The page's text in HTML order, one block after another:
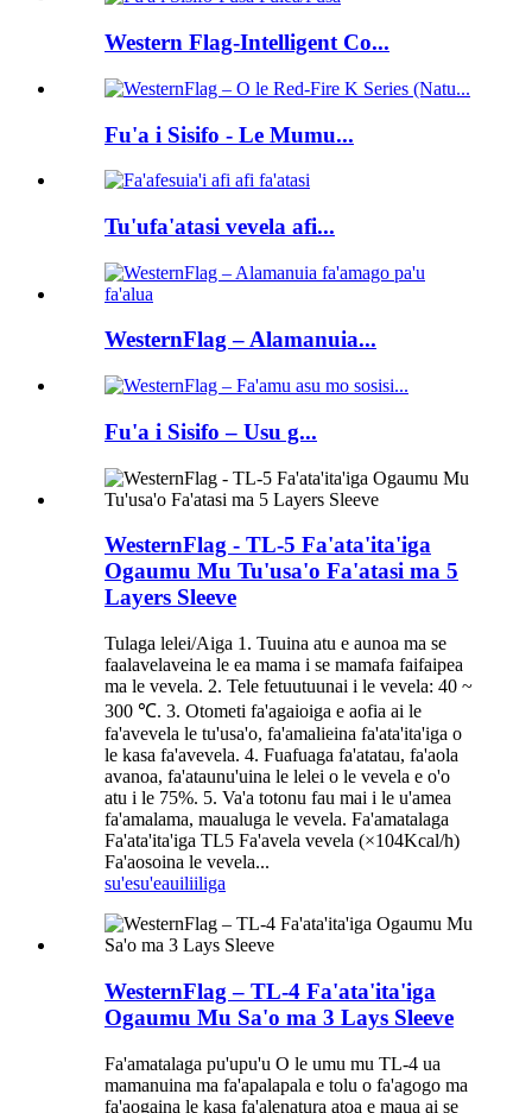
Western Flag-Intelligent Co...
Fu'a i Sisifo - Le Mumu...
Tu'ufa'atasi vevela afi...
WesternFlag – Alamanuia...
Fu'a i Sisifo – Usu g...
WesternFlag - TL-5 Fa'ata'ita'iga
Ogaumu Mu Tu'usa'o Fa'atasi ma 5
Layers Sleeve
Tulaga lelei/Aiga 1. Tuuina atu e aunoa ma se
faalavelaveina le ea mama i se mamafa faifaipea
ma le vevela. 2. Tele fetuutuunai i le vevela: 40 ~
300 ℃. 3. Otometi fa'agaioiga e aofia ai le
fa'avevela le tu'usa'o, fa'amalieina fa'ata'ita'iga o
le kasa fa'avevela. 4. Fuafuaga fa'atatau, fa'aola
avanoa, fa'ataunu'uina le lelei o le vevela e o'o
atu i le 75%. 5. Va'a totonu fau mai i le u'amea
fa'amalama, maualuga le vevela. Fa'amatalaga
Fa'ata'ita'iga TL5 Fa'avela vevela (×104Kcal/h)
Fa'aosoina le vevela...
su'esu'eauiliiliga
WesternFlag – TL-4 Fa'ata'ita'iga
Ogaumu Mu Sa'o ma 3 Lays Sleeve
Fa'amatalaga pu'upu'u O le umu mu TL-4 ua
mamanuina ma fa'apalapala e tolu o fa'agogo ma
fa'aogaina le kasa fa'alenatura atoa e maua ai se